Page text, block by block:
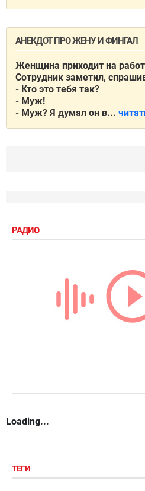
АНЕКДОТ ПРО ЖЕНУ И ФИНГАЛ
Женщина приходит на
Сотрудник заметил,
- Кто это тебя так?
- Муж!
- Муж? Я думал он в...
РАДИО
Loading...
ТЕГИ